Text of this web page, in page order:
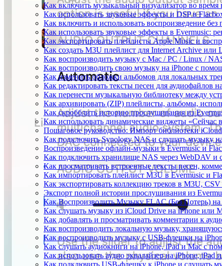
Как включить музыкальный визуализатор во
Как использовать звуковые эффекты и DSP в
Как включить и использовать воспроизведение без
Как использовать звуковые эффекты в Evermusic:
Как экспортировать плейлисты Apple Music и
Как создать M3U плейлист для Internet Archive или
Как воспроизводить музыку с Mac / PC / Linux /
Как воспроизводить свою музыку на iPhone с
Как изменить обложки альбомов для локальных
Как редактировать тексты песен для аудиофайлов
Как перенести музыкальную библиотеку между
Как архивировать (ZIP) плейлисты, альбомы,
Как скробблить историю прослушивания из
Как использовать динамические виджеты «Сейчас
Пошаговое руководство: Импорт библиотеки
Как подключить Synology NAS и слушать музыку
Воспроизведение офлайн-музыки в Evermusic и
Как подключить хранилище NAS через WebDAV и
Как просматривать встроенные тексты песен,
Как импортировать плейлист M3U в Evermusic и
Как экспортировать коллекцию треков в M3U,
Экспорт полной истории прослушивания из
Как Воспроизводить Музыку FLAC (Без Потерь)
Как слушать музыку из iCloud Drive на iPhone или
Как добавлять и просматривать комментарии к
Как воспроизводить локальную музыку,
Как воспроизводить музыку с USB-флешки на
Как слушать аудиокниги на iPhone, iPad и Mac с
Как использовать аудио эквалайзер на iPhone, iPad
Как подключить USB-флешку к iPhone и слушать